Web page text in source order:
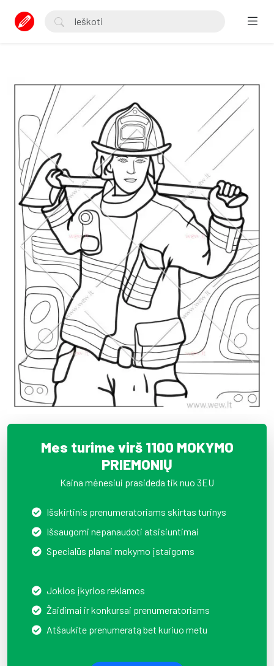
Mes turime virš 1100 MOKYMO
PRIEMONIŲ
Kaina mėnesiui prasideda tik nuo 3EU
Išskirtinis prenumeratoriams skirtas turinys
Išsaugomi nepanaudoti atsisiuntimai
Specialūs planai mokymo įstaigoms
Jokios įkyrios reklamos
Žaidimai ir konkursai prenumeratoriams
Atšaukite prenumeratą bet kuriuo metu